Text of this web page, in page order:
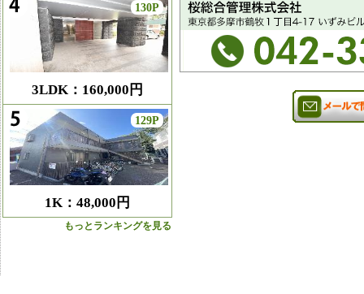
3LDK：160,000円
130P
1K：48,000円
129P
もっとランキングを見る